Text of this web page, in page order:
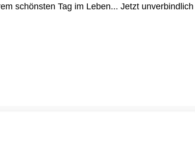
schönsten Tag im Leben... Jetzt unverbindlich